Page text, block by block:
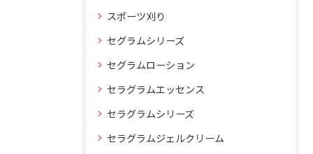
スポーツ刈り
セグラムシリーズ
セグラムローション
セラグラムエッセンス
セラグラムシリーズ
セラグラムジェルクリーム